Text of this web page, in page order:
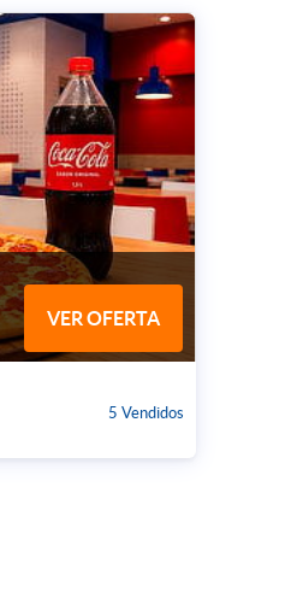
VER OFERTA
5 Vendidos